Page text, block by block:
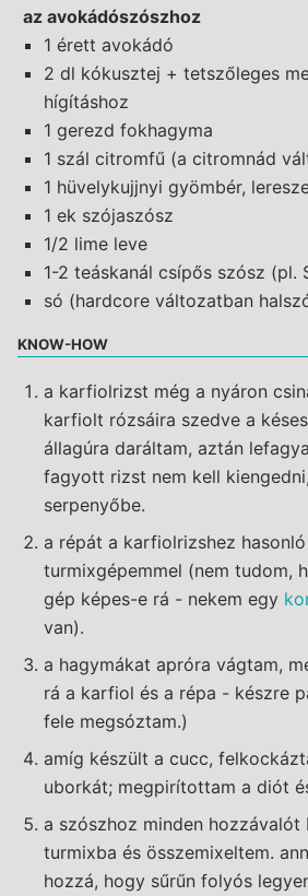
az avokádószószhoz
1 érett avokádó
2 dl kókusztej + tetszőleges
hígításhoz
1 gerezd fokhagyma
1 szál citromfű (a citromnád
1 hüvelykujjnyi gyömbér,
1 ek szójaszósz
1/2 lime leve
1-2 teáskanál csípős szósz (pl.
só (hardcore változatban
KNOW-HOW
a karfiolrizst még a nyáron
karfiolt rózsáira szedve a
állagúra daráltam, aztán
fagyott rizst nem kell
serpenyőbe.
a répát a karfiolrizshez
turmixgépemmel (nem tudom,
gép képes-e rá - nekem egy
van).
a hagymákat apróra vágtam,
rá a karfiol és a répa - készre
fele megsóztam.)
amíg készült a cucc,
uborkát; megpirítottam a diót
a szószhoz minden hozzávalót
turmixba és összemixeltem.
hozzá, hogy sűrűn folyós